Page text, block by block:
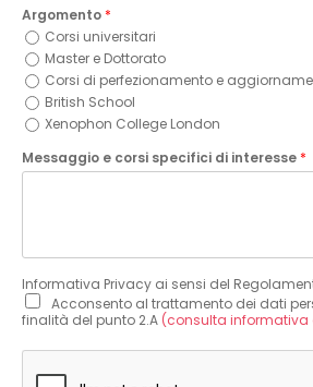
Argomento *
Corsi universitari
Master e Dottorato
Corsi di perfezionamento e
British School
Xenophon College London
Messaggio e corsi specifici di interesse *
Informativa Privacy ai sensi del
Acconsento al trattamento dei dati
finalità del punto 2.A (consulta informativa